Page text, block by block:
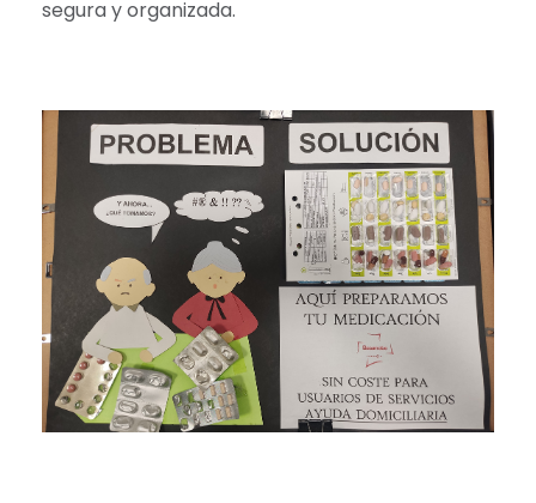
segura y organizada.